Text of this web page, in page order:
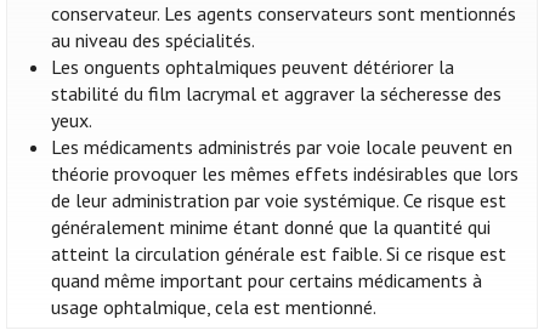
conservateur. Les agents conservateurs sont mentionnés
au niveau des spécialités.
Les onguents ophtalmiques peuvent détériorer la
stabilité du film lacrymal et aggraver la sécheresse des
yeux.
Les médicaments administrés par voie locale peuvent en
théorie provoquer les mêmes effets indésirables que lors
de leur administration par voie systémique. Ce risque est
généralement minime étant donné que la quantité qui
atteint la circulation générale est faible. Si ce risque est
quand même important pour certains médicaments à
usage ophtalmique, cela est mentionné.